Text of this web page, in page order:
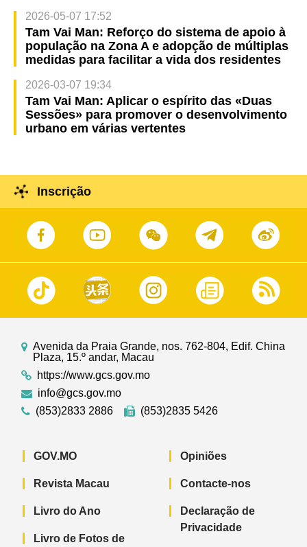
2026-05-07 17:52
Tam Vai Man: Reforço do sistema de apoio à
população na Zona A e adopção de múltiplas
medidas para facilitar a vida dos residentes
2026-03-07 19:34
Tam Vai Man: Aplicar o espírito das «Duas
Sessões» para promover o desenvolvimento
urbano em várias vertentes
Inscrição
Avenida da Praia Grande, nos. 762-804, Edif. China
Plaza, 15.º andar, Macau
https://www.gcs.gov.mo
info@gcs.gov.mo
(853)2833 2886
(853)2835 5426
GOV.MO
Revista Macau
Livro do Ano
Livro de Fotos de
Opiniões
Contacte-nos
Declaração de
Privacidade